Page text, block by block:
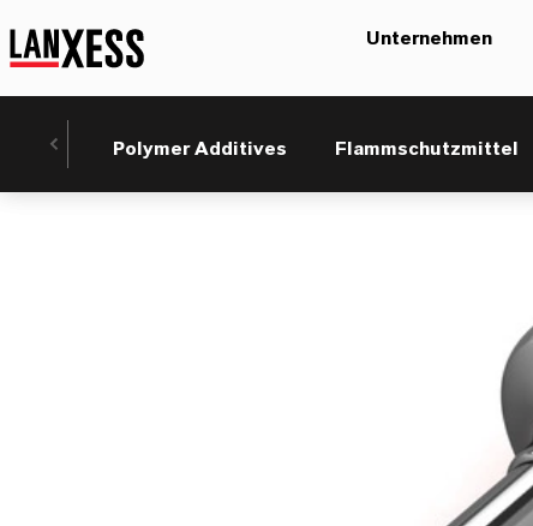
Unternehmen
Polymer Additives Flammschutzmittel